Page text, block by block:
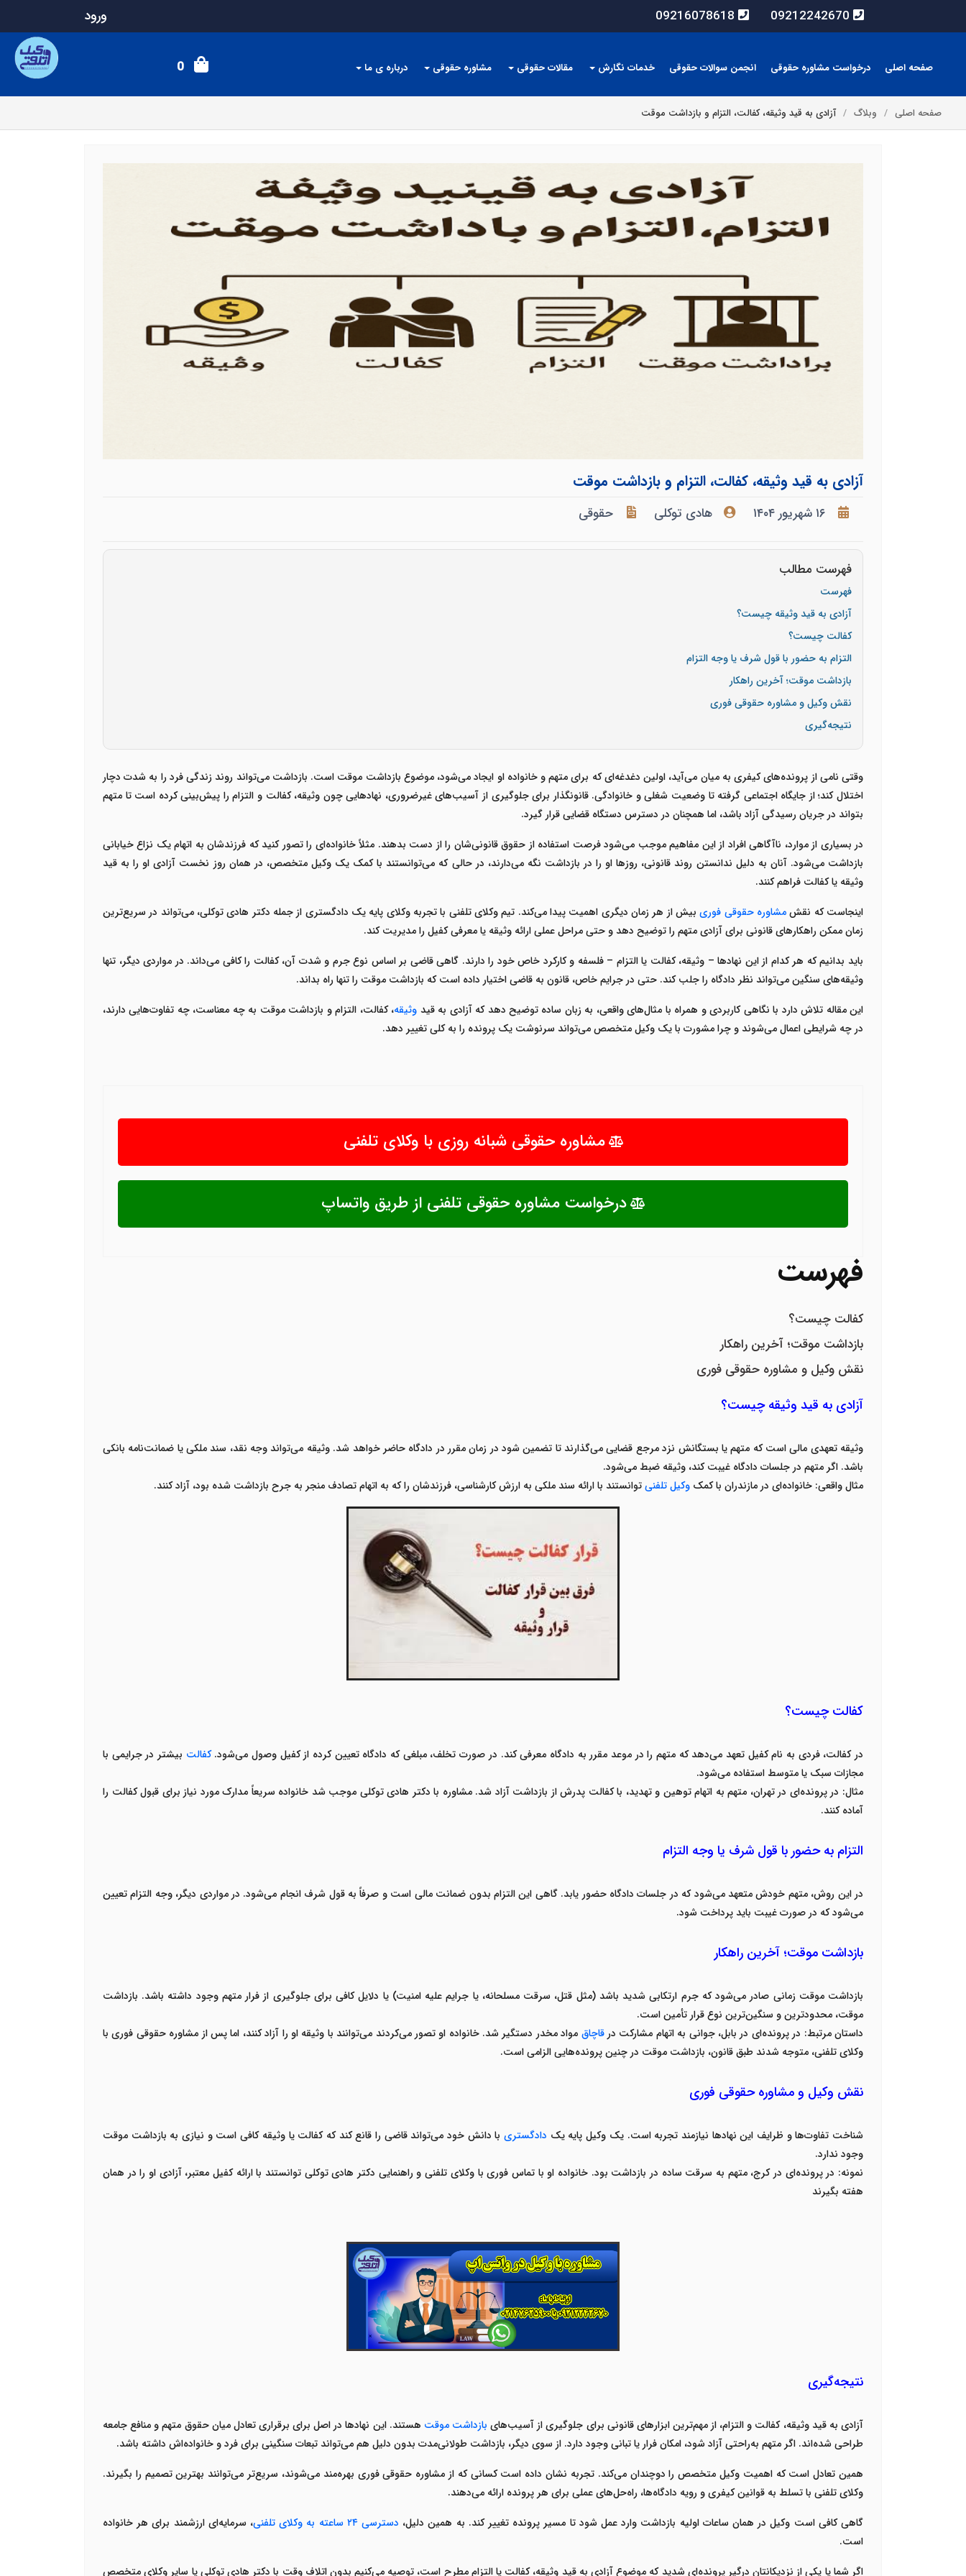
09212242670
09216078618 ورود
صفحه اصلی درخواست مشاوره حقوقی انجمن سوالات حقوقی خدمات نگارش مقالات حقوقی مشاوره حقوقی درباره ی ما 0
صفحه اصلی وبلاگ آزادی به قید وثیقه، کفالت، التزام و بازداشت موقت
آزادی به قید وثیقه، کفالت، التزام و بازداشت موقت
۱۶ شهریور ۱۴۰۴ هادی توکلی حقوقی
فهرست مطالب
فهرست
آزادی به قید وثیقه چیست؟
کفالت چیست؟
التزام به حضور با قول شرف یا وجه التزام
بازداشت موقت؛ آخرین راهکار
نقش وکیل و مشاوره حقوقی فوری
نتیجه‌گیری
وقتی نامی از پرونده‌های کیفری به میان می‌آید، اولین دغدغه‌ای که برای متهم و خانواده او ایجاد می‌شود، موضوع بازداشت موقت است. بازداشت می‌تواند روند زندگی فرد را به شدت دچار
اختلال کند؛ از جایگاه اجتماعی گرفته تا وضعیت شغلی و خانوادگی. قانونگذار برای جلوگیری از آسیب‌های غیرضروری، نهادهایی چون وثیقه، کفالت و التزامرا پیش‌بینی کرده است تا متهم
بتواند در جریان رسیدگی آزاد باشد، اما همچنان در دسترس دستگاه قضایی قرار گیرد.
در بسیاری از موارد، ناآگاهی افراد از این مفاهیم موجب می‌شود فرصت استفاده از حقوق قانونی‌شان را از دست بدهند. مثلاً خانواده‌ای را تصور کنید که فرزندشان به اتهام یک نزاع خیابانی
بازداشت می‌شود. آنان به دلیل ندانستن روند قانونی، روزها او را در بازداشت نگه می‌دارند، در حالی که می‌توانستند با کمک یک وکیل متخصص، در همان روز نخست آزادی او را به قید
وثیقه یا کفالت فراهم کنند.
اینجاست که نقشمشاوره حقوقی فوریبیش از هر زمان دیگری اهمیت پیدا می‌کند. تیموکلای تلفنی با تجربه وکلای پایه یک دادگستری از جمله دکتر هادی توکلی، می‌تواند در سریع‌ترین
زمان ممکن راهکارهای قانونی برای آزادی متهم را توضیح دهد و حتی مراحل عملی ارائه وثیقه یا معرفی کفیل را مدیریت کند.
باید بدانیم که هر کدام از این نهادها – وثیقه، کفالت یا التزام – فلسفه و کارکرد خاص خود را دارند. گاهی قاضی بر اساس نوع جرم و شدت آن، کفالت را کافی می‌داند. در مواردی دیگر، تنها
وثیقه‌های سنگین می‌تواند نظر دادگاه را جلب کند. حتی در جرایم خاص، قانون به قاضی اختیار داده است که بازداشت موقت را تنها راه بداند.
این مقاله تلاش دارد با نگاهی کاربردی و همراه با مثال‌های واقعی، به زبان ساده توضیح دهد کهآزادی به قید وثیقه، کفالت، التزام و بازداشت موقت به چه معناست، چه تفاوت‌هایی دارند،
در چه شرایطی اعمال می‌شوند و چرا مشورت با یک وکیل متخصص می‌تواند سرنوشت یک پرونده را به کلی تغییر دهد.
مشاوره حقوقی شبانه روزی با وکلای تلفنی
درخواست مشاوره حقوقی تلفنی از طریق واتساپ
فهرست
کفالت چیست؟
بازداشت موقت؛ آخرین راهکار
نقش وکیل و مشاوره حقوقی فوری
آزادی به قید وثیقه چیست؟
وثیقه تعهدی مالی است که متهم یا بستگانش نزد مرجع قضایی می‌گذارند تا تضمین شود در زمان مقرر در دادگاه حاضر خواهد شد. وثیقه می‌تواند وجه نقد، سند ملکی یا ضمانت‌نامه بانکی
باشد. اگر متهم در جلسات دادگاه غیبت کند، وثیقه ضبط می‌شود.
مثال واقعی: خانواده‌ای در مازندران با کمک وکیل تلفنیتوانستند با ارائه سند ملکی به ارزش کارشناسی، فرزندشان را که به اتهام تصادف منجر به جرح بازداشت شده بود، آزاد کنند.
کفالت چیست؟
در کفالت، فردی به نام کفیل تعهد می‌دهد که متهم را در موعد مقرر به دادگاه معرفی کند. در صورت تخلف، مبلغی که دادگاه تعیین کرده از کفیل وصول می‌شود.کفالت بیشتر در جرایمی با
مجازات سبک یا متوسط استفاده می‌شود.
مثال: در پرونده‌ای در تهران، متهم به اتهام توهین و تهدید، با کفالت پدرش از بازداشت آزاد شد. مشاوره با دکتر هادی توکلی موجب شد خانواده سریعاً مدارک مورد نیاز برای قبول کفالت را
آماده کنند.
التزام به حضور با قول شرف یا وجه التزام
در این روش، متهم خودش متعهد می‌شود که در جلسات دادگاه حضور یابد. گاهی این التزام بدون ضمانت مالی است و صرفاً به قول شرف انجام می‌شود. در مواردی دیگر، وجه التزام تعیین
می‌شود که در صورت غیبت باید پرداخت شود.
بازداشت موقت؛ آخرین راهکار
بازداشت موقت زمانی صادر می‌شود که جرم ارتکابی شدید باشد (مثل قتل، سرقت مسلحانه، یا جرایم علیه امنیت) یا دلایل کافی برای جلوگیری از فرار متهم وجود داشته باشد. بازداشت
موقت، محدودترین و سنگین‌ترین نوع قرار تأمین است.
داستان مرتبط: در پرونده‌ای در بابل، جوانی به اتهام مشارکت درقاچاق مواد مخدر دستگیر شد. خانواده او تصور می‌کردند می‌توانند با وثیقه او را آزاد کنند، اما پس از مشاوره حقوقی فوری با
وکلای تلفنی، متوجه شدند طبق قانون، بازداشت موقت در چنین پرونده‌هایی الزامی است.
نقش وکیل و مشاوره حقوقی فوری
شناخت تفاوت‌ها و ظرایف این نهادها نیازمند تجربه است. یک وکیل پایه یک دادگستری با دانش خود می‌تواند قاضی را قانع کند که کفالت یا وثیقه کافی است و نیازی به بازداشت موقت
وجود ندارد.
نمونه: در پرونده‌ای در کرج، متهم به سرقت ساده در بازداشت بود. خانواده او با تماس فوری باوکلای تلفنیو راهنمایی دکتر هادی توکلی توانستند با ارائه کفیل معتبر، آزادی او را در همان
هفته بگیرند
نتیجه‌گیری
آزادی به قید وثیقه، کفالت و التزام، از مهم‌ترین ابزارهای قانونی برای جلوگیری از آسیب‌های بازداشت موقت هستند. این نهادها در اصل برای برقراری تعادل میان حقوق متهم و منافع جامعه
طراحی شده‌اند. اگر متهم به‌راحتی آزاد شود، امکان فرار یا تبانی وجود دارد. از سوی دیگر، بازداشت طولانی‌مدت بدون دلیل هم می‌تواند تبعات سنگینی برای فرد و خانواده‌اش داشته باشد.
همین تعادل است که اهمیتوکیل متخصصرا دوچندان می‌کند. تجربه نشان داده است کسانی که از مشاوره حقوقی فوری بهره‌مند می‌شوند، سریع‌تر می‌توانند بهترین تصمیم را بگیرند.
وکلای تلفنی با تسلط به قوانین کیفری و رویه دادگاه‌ها، راه‌حل‌های عملی برای هر پرونده ارائه می‌دهند.
گاهی کافی است وکیل در همان ساعات اولیه بازداشت وارد عمل شود تا مسیر پرونده تغییر کند. به همین دلیل، دسترسی۲۴ ساعته به وکلای تلفنی، سرمایه‌ای ارزشمند برای هر خانواده
است.
اگر شما یا یکی از نزدیکانتان درگیر پرونده‌ای شدید که موضوع آزادی به قید وثیقه، کفالت یا التزام مطرح است، توصیه می‌کنیم بدون اتلاف وقت با دکتر هادی توکلییا سایر وکلای متخصص